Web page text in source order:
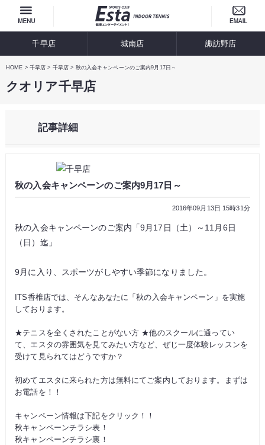
千早店 城南店 諏訪野店
HOME 千早店 千早店 秋の入会キャンペーンのご案内9月17日～
クオリア千早店
記事詳細
秋の入会キャンペーンのご案内9月17日～
2016年09月13日 15時31分
秋の入会キャンペーンのご案内「9月17日（土）～11月6日
（日）迄」
9月に入り、スポーツがしやすい季節になりました。
ITS香椎店では、そんなあなたに「秋の入会キャンペーン」を実施
しております。
★テニスを全くされたことがない方 ★他のスクールに通ってい
て、エスタの雰囲気を見てみたい方など、ぜじ一度体験レッスンを
受けて見られてはどうですか？
初めてエスタに来られた方は無料にてご案内しております。まずは
お電話を！！
キャンペーン情報は下記をクリック！！
秋キャンペーンチラシ表！
秋キャンペーンチラシ裏！